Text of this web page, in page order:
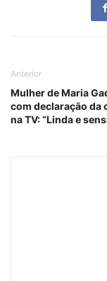
Anterior
Mulher de Maria
com declaração da
na TV: “Linda e